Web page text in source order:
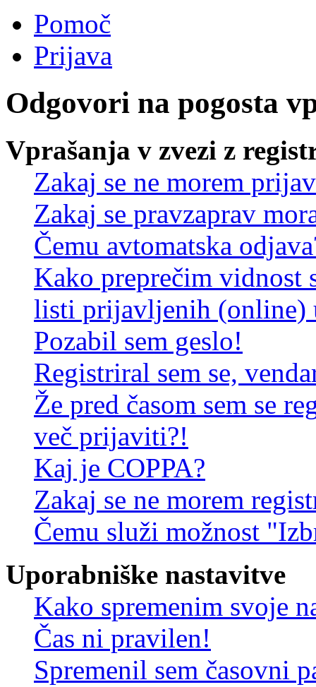
Pomoč
Prijava
Odgovori na pogosta
Vprašanja v zvezi z
Zakaj se ne morem
Zakaj se pravzaprav
Čemu avtomatska
Kako preprečim vidnost
listi prijavljenih (online)
Pozabil sem geslo!
Registriral sem se,
Že pred časom sem se
več prijaviti?!
Kaj je COPPA?
Zakaj se ne morem
Čemu služi možnost
Uporabniške nastavitve
Kako spremenim svoje
Čas ni pravilen!
Spremenil sem časovni